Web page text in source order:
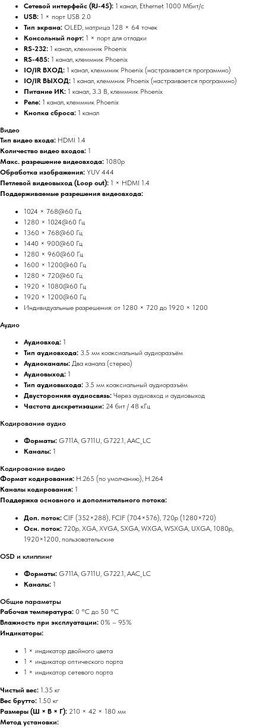
Сетевой интерфейс (RJ-45): 1 канал, Ethernet 1000 Мбит/с
USB: 1 × порт USB 2.0
Тип экрана: OLED, матрица 128 × 64 точек
Консольный порт: 1 × порт для отладки
RS-232: 1 канал, клеммник Phoenix
RS-485: 1 канал, клеммник Phoenix
IO/IR ВХОД: 1 канал, клеммник Phoenix (настраивается программно)
IO/IR ВЫХОД: 1 канал, клеммник Phoenix (настраивается программно)
Питание ИК: 1 канал, 3.3 В, клеммник Phoenix
Реле: 1 канал, клеммник Phoenix
Кнопка сброса: 1 канал
Видео
Тип видео входа: HDMI 1.4
Количество видео входов: 1
Макс. разрешение видеовхода: 1080p
Обработка изображения: YUV 444
Петлевой видеовыход (Loop out): 1 × HDMI 1.4
Поддерживаемые разрешения видеовхода:
1024 × 768@60 Гц
1280 × 1024@60 Гц
1360 × 768@60 Гц
1440 × 900@60 Гц
1280 × 960@60 Гц
1600 × 1200@60 Гц
1280 × 720@60 Гц
1920 × 1080@60 Гц
1920 × 1200@60 Гц
Индивидуальные разрешения: от 1280 × 720 до 1920 × 1200
Аудио
Аудиовход: 1
Тип аудиовхода: 3.5 мм коаксиальный аудиоразъём
Аудиоканалы: Два канала (стерео)
Аудиовыход: 1
Тип аудиовыхода: 3.5 мм коаксиальный аудиоразъём
Двусторонняя аудиосвязь: Через аудиовход и аудиовыход
Частота дискретизации: 24 бит / 48 кГц
Кодирование аудио
Форматы: G711A, G711U, G722.1, AAC_LC
Каналы: 1
Кодирование видео
Формат кодирования: H.265 (по умолчанию), H.264
Каналы кодирования: 1
Поддержка основного и дополнительного потока:
Доп. поток: CIF (352×288), FCIF (704×576), 720p (1280×720)
Осн. поток: 720p, XGA, XVGA, SXGA, WXGA, WSXGA, UXGA, 1080p,
1920×1200, пользовательские
OSD и клиппинг
Форматы: G711A, G711U, G722.1, AAC_LC
Каналы: 1
Общие параметры
Рабочая температура: 0 °C до 50 °C
Влажность при эксплуатации: 0% – 95%
Индикаторы:
1 × индикатор двойного цвета
1 × индикатор оптического порта
1 × индикатор сетевого порта
Чистый вес: 1.35 кг
Вес брутто: 1.50 кг
Размеры (Ш × В × Г): 210 × 42 × 180 мм
Метод установки: